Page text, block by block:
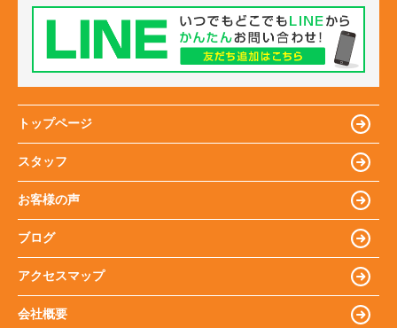
トップページ
スタッフ
お客様の声
ブログ
アクセスマップ
会社概要